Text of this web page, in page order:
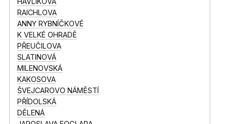
RAICHLOVA
ANNY RYBNÍČKOVÉ
K VELKÉ OHRADĚ
PŘEUČILOVA
SLATINOVÁ
MILENOVSKÁ
KAKOSOVA
ŠVEJCAROVO NÁMĚSTÍ
PŘÍDOLSKÁ
DĚLENÁ